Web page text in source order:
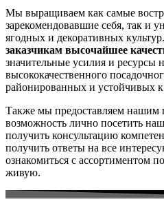
Мы выращиваем как самые
зарекомендовавшие себя, так и
ягодных и декоративных культур.
заказчикам высочайшее
значительные усилия и ресурсы
высококачественного
районированных и устойчивых к
Также мы предоставляем нашим
возможность лично посетить
получить консультацию
получить ответы на все
ознакомиться с ассортиментом
живую.